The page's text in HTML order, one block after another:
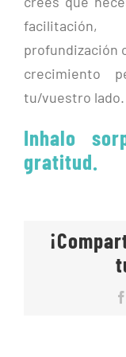
profundización
crecimiento
tu/vuestro lado.
Inhalo
gratitud.